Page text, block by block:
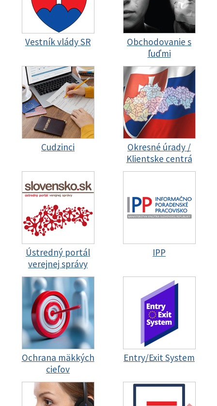
Vestník vlády SR
Obchodovanie s
ľuďmi
Cudzinci
Okresné úrady /
Klientske centrá
Ústredný portál
verejnej správy
IPP
Ochrana mäkkých
cieľov
Entry/Exit System